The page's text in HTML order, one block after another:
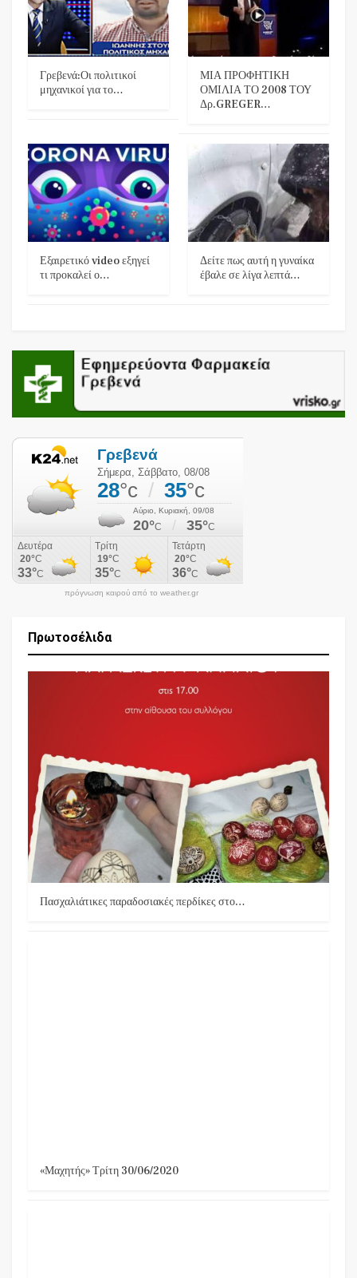
Γρεβενά:Οι πολιτικοί
μηχανικοί για το…
ΜΙΑ ΠΡΟΦΗΤΙΚΗ
ΟΜΙΛΙΑ ΤΟ 2008 ΤΟΥ
Δρ.GREGER…
Εξαιρετικό video εξηγεί
τι προκαλεί ο…
Δείτε πως αυτή η γυναίκα
έβαλε σε λίγα λεπτά…
πρόγνωση καιρού από το weather.gr
Πρωτοσέλιδα
Πασχαλιάτικες παραδοσιακές περδίκες στο…
«Μαχητής» Τρίτη 30/06/2020